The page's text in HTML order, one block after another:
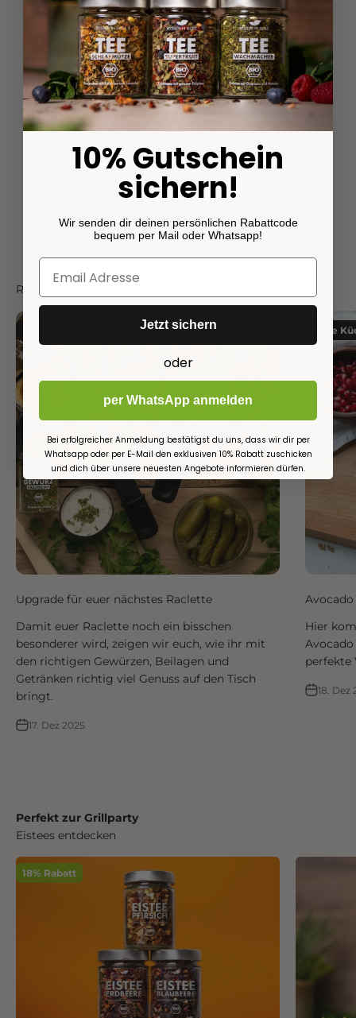
lässt
Anonym
Verified Customer
Stullen Gewürz Set ohne Geschenkbox
Sehr zu empfehlen, wenn man es sich
leisten kann.
vor 3 Monaten
Stullen
Rezept Inspiration
Upgrade für euer nächstes Raclette
Damit euer Raclette noch ein bisschen
besonderer wird, zeigen wir euch, wie ihr mit
den richtigen Gewürzen, Beilagen und
Getränken richtig viel Genuss auf den Tisch
bringt.
17. Dez 2025
Kalte
Hier
perfekte
18. Dez
Perfekt zur Grillparty
Eistees entdecken
18% Rabatt
10% Gutschein
sichern!
Wir senden dir deinen persönlichen Rabattcode
bequem per Mail oder Whatsapp!
Jetzt sichern
oder
per WhatsApp anmelden
Bei erfolgreicher Anmeldung bestätigst du uns, dass wir dir per
Whatsapp oder per E-Mail den exklusiven 10% Rabatt zuschicken
und dich über unsere neuesten Angebote informieren dürfen.